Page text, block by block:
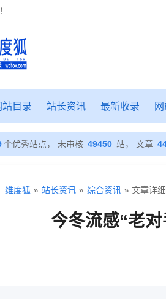
站目录 站长资讯 最新收录
个优秀站点， 未审核 49450 站， 文章
维度狐 » 站长资讯 » 综合资讯 » 文章详细
今冬流感“老